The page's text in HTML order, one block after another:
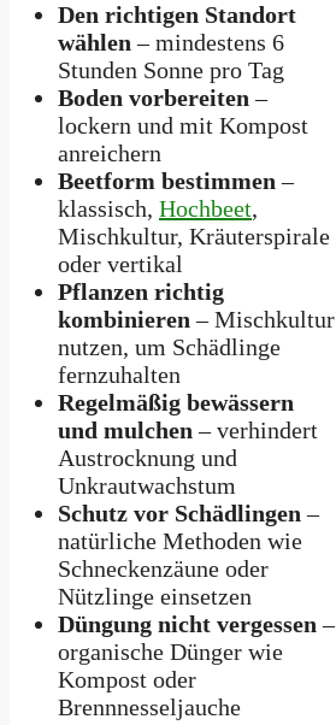
Den richtigen Standort
wählen – mindestens 6
Stunden Sonne pro Tag
Boden vorbereiten –
lockern und mit Kompost
anreichern
Beetform bestimmen –
klassisch, Hochbeet,
Mischkultur, Kräuterspirale
oder vertikal
Pflanzen richtig
kombinieren – Mischkultur
nutzen, um Schädlinge
fernzuhalten
Regelmäßig bewässern
und mulchen – verhindert
Austrocknung und
Unkrautwachstum
Schutz vor Schädlingen –
natürliche Methoden wie
Schneckenzäune oder
Nützlinge einsetzen
Düngung nicht vergessen –
organische Dünger wie
Kompost oder
Brennnesseljauche